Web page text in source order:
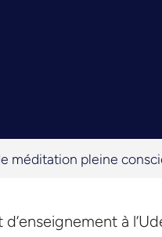
méditation pleine
à